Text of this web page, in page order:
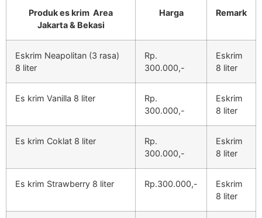
Produk es krim Area
Jakarta & Bekasi
Harga Remark
Eskrim Neapolitan (3 rasa)
8 liter
Rp.
300.000,-
Eskrim
8 liter
Es krim Vanilla 8 liter
Rp.
300.000,-
Eskrim
8 liter
Es krim Coklat 8 liter
Rp.
300.000,-
Eskrim
8 liter
Es krim Strawberry 8 liter Rp.300.000,-
Eskrim
8 liter